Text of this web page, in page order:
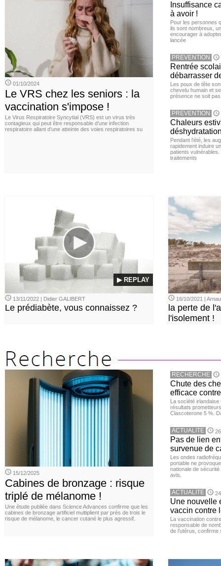
01/10/2024
Le VRS chez les seniors : la
vaccination s'impose !
Le Virus Respiratoire Syncytial (VRS) est un virus très
contagieux qui peut être responsable d’une infection
respiratoire allant d’une atteinte des voies respiratoires su
Insuffisance
à avoir !
Pour les personnes
ils sont nombreux,
encourager à
lancée
PREVENTION
Rentrée
débarrasser
Les poux de tête
chevelu humain et
présence ne soit
PREVENTION
Chaleurs
Pendant l’été, les
rapidement induire
patients
traitements
▶ REPLAY
13/11/2022 | Didier GALIBERT
Le prédiabète, vous connaissez ?
16/10/2021 |
la perte de
l'isolement !
15/12/2025
Cabines de bronzage : risque
triplé de mélanome !
Une étude publiée dans Science Advances confirme que les
cabines de bronzage artificiel multiplient par près de trois le
risque de mélanome, le cancer cutané le plus agressif.
RECHERCHE
Chute des
efficace
La société
résultats
Clascoterone 5 %.
ACTUALITE
Pas de lien
survenue de
Les ondes
portable ne
nationale de
avis.
ACTUALITE
Une nouvelle
vaccin contre
La vaccination
responsable de
de l’utérus,